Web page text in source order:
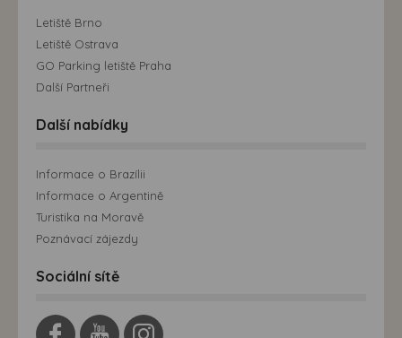
Letiště Brno
Letiště Ostrava
GO Parking letiště Praha
Další Partneři
Další nabídky
Informace o Brazílii
Informace o Argentině
Turistika na Moravě
Poznávací zájezdy
Sociální sítě